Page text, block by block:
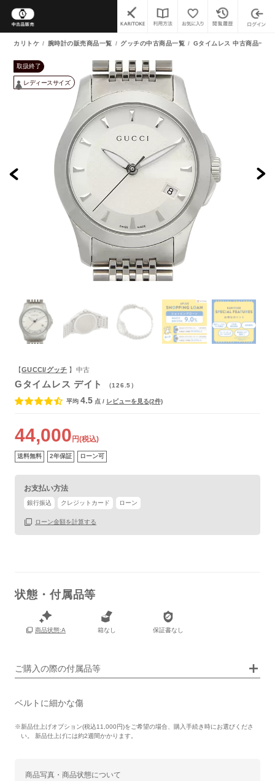
カリトケ 腕時計の販売商品一覧 グッチの中古商品一覧 Gタイムレス 中古商品一覧
取扱終了
レディースサイズ
【GUCCI/グッチ 】中古
Gタイムレス デイト （126.5）
平均 4.5 点 / レビューを見る(2件)
44,000 円(税込)
送料無料 2年保証 ローン可
お支払い方法
銀行振込 クレジットカード ローン
ローン金額を計算する
状態・付属品等
商品状態:A 箱なし 保証書なし
ご購入の際の付属品等
保証書
箱
ベルトに細かな傷
※新品仕上げオプション(税込11,000円)をご希望の場合、購入手続き時にお選びくださ
い。 新品仕上げには約2週間かかります。
商品写真・商品状態について
よくあるご質問